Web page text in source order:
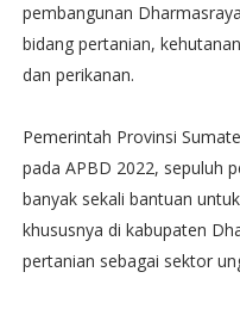
pembangunan
bidang pertanian,
dan perikanan.
Pemerintah Provinsi
pada APBD 2022, sepuluh
banyak sekali bantuan
khususnya di kabupaten
pertanian sebagai sektor